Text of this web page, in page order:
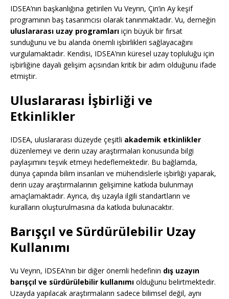
IDSEA’nın başkanlığına getirilen Vu Veyrın, Çin’in Ay keşif
programının baş tasarımcısı olarak tanınmaktadır. Vu, derneğin
uluslararası uzay programları için büyük bir fırsat
sunduğunu ve bu alanda önemli işbirlikleri sağlayacağını
vurgulamaktadır. Kendisi, IDSEA’nın küresel uzay topluluğu için
işbirliğine dayalı gelişim açısından kritik bir adım olduğunu ifade
etmiştir.
Uluslararası İşbirliği ve
Etkinlikler
IDSEA, uluslararası düzeyde çeşitli akademik etkinlikler
düzenlemeyi ve derin uzay araştırmaları konusunda bilgi
paylaşımını teşvik etmeyi hedeflemektedir. Bu bağlamda,
dünya çapında bilim insanları ve mühendislerle işbirliği yaparak,
derin uzay araştırmalarının gelişimine katkıda bulunmayı
amaçlamaktadır. Ayrıca, dış uzayla ilgili standartların ve
kuralların oluşturulmasına da katkıda bulunacaktır.
Barışçıl ve Sürdürülebilir Uzay
Kullanımı
Vu Veyrın, IDSEA’nın bir diğer önemli hedefinin dış uzayın
barışçıl ve sürdürülebilir kullanımı olduğunu belirtmektedir.
Uzayda yapılacak araştırmaların sadece bilimsel değil, aynı